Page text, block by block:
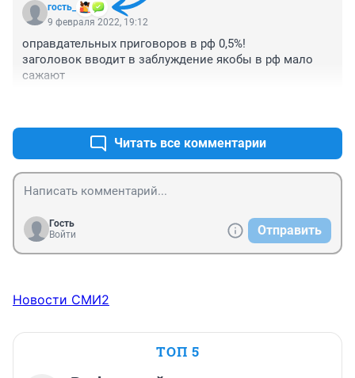
гость_
9 февраля 2022, 19:12
оправдательных приговоров в рф 0,5%!
заголовок вводит в заблуждение якобы в рф мало
сажают
Читать все комментарии
Гость
Войти
Отправить
Новости СМИ2
ТОП 5